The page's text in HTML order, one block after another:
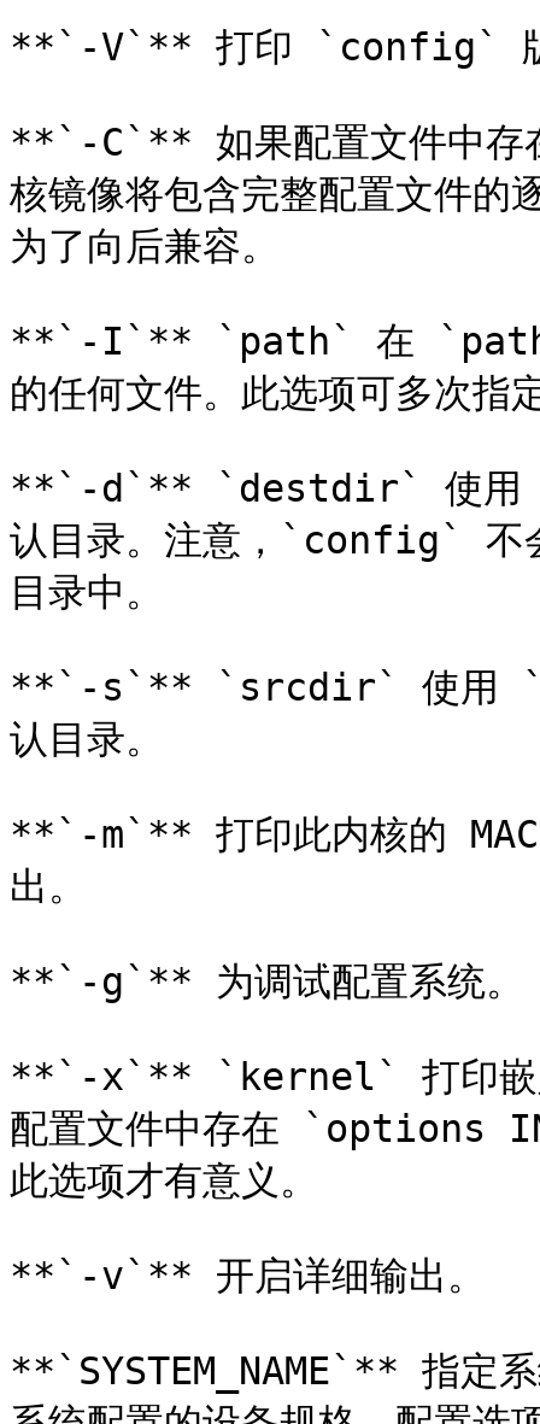
**`-V`** 打印 `config` 版
**`-C`** 如果配置文件中存
核镜像将包含完整配置文件的
为了向后兼容。
**`-I`** `path` 在 `path`
的任何文件。此选项可多次指
**`-d`** `destdir` 使用
认目录。注意，`config` 不
目录中。
**`-s`** `srcdir` 使用
认目录。
**`-m`** 打印此内核的
出。
**`-g`** 为调试配置系统。
**`-x`** `kernel` 打印嵌入
配置文件中存在 `options
此选项才有意义。
**`-v`** 开启详细输出。
**`SYSTEM_NAME`** 指定